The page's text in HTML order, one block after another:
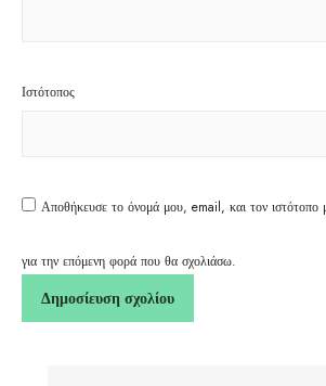
Ιστότοπος
Αποθήκευσε το όνομά μου, email, και τον ιστότοπο
για την επόμενη φορά που θα σχολιάσω.